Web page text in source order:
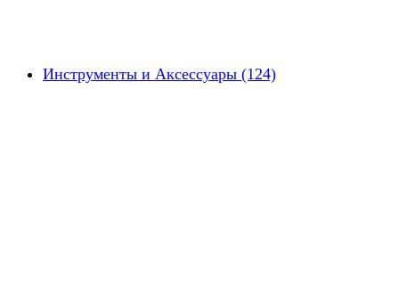
Инструменты и Аксессуары (124)